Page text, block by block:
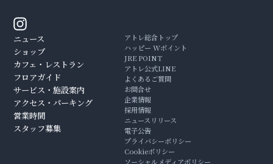
ニュース
ショップ
カフェ・レストラン
フロアガイド
サービス・施設案内
アクセス・パーキング
営業時間
スタッフ募集
アトレ総合トップ
ハッピー Wポイント
JRE POINT
アトレ公式LINE
よくあるご質問
お問合せ
企業情報
採用情報
ニュースリリース
電子公告
プライバシーポリシー
Cookieポリシー
ソーシャルメディアポリシー